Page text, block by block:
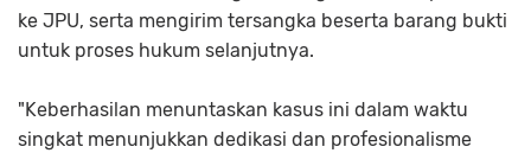
ke JPU, serta mengirim tersangka beserta barang bukti
untuk proses hukum selanjutnya.
"Keberhasilan menuntaskan kasus ini dalam waktu
singkat menunjukkan dedikasi dan profesionalisme